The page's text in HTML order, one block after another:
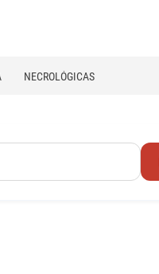
NECROLÓGICAS